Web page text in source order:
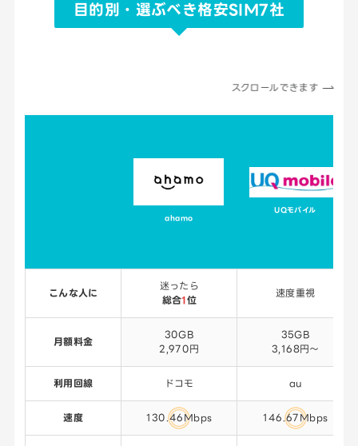
目的別・選ぶべき格安SIM7社
スクロールできます
ahamo
UQモバイル
こんな人に
迷ったら
総合1 位
速度重視
月額料金
30GB
2,970円
35GB
3,168円〜
利用回線 ドコモ au
速度 130.46Mbps 146.67Mbps